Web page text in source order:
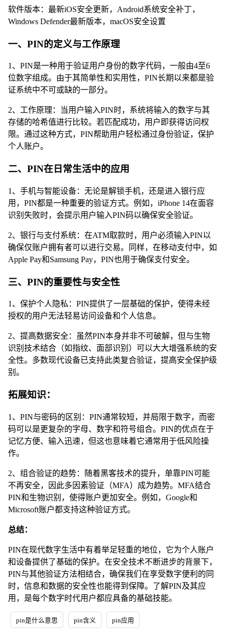
软件版本：最新iOS安全更新，Android系统安全补丁，
Windows Defender最新版本，macOS安全设置
一、PIN的定义与工作原理
1、PIN是一种用于验证用户身份的数字代码，一般由4至6
位数字组成。由于其简单性和实用性，PIN长期以来都是验
证系统中不可或缺的一部分。
2、工作原理：当用户输入PIN时，系统将输入的数字与其
存储的哈希值进行比较。若匹配成功，用户即获得访问权
限。通过这种方式，PIN帮助用户轻松通过身份验证，保护
个人账户。
二、PIN在日常生活中的应用
1、手机与智能设备：无论是解锁手机，还是进入银行应
用，PIN都是一种重要的验证方式。例如，iPhone 14在面容
识别失败时，会提示用户输入PIN码以确保安全验证。
2、银行与支付系统：在ATM取款时，用户必须输入PIN以
确保仅账户拥有者可以进行交易。同样，在移动支付中，如
Apple Pay和Samsung Pay，PIN也用于确保支付安全。
三、PIN的重要性与安全性
1、保护个人隐私：PIN提供了一层基础的保护，使得未经
授权的用户无法轻易访问设备和个人信息。
2、提高数据安全：虽然PIN本身并非不可破解，但与生物
识别技术结合（如指纹、面部识别）可以大大增强系统的安
全性。多数现代设备已支持此类复合验证，提高安全保护级
别。
拓展知识：
1、PIN与密码的区别：PIN通常较短，并局限于数字，而密
码可以是更复杂的字母、数字和符号组合。PIN的优点在于
记忆方便、输入迅速，但这也意味着它通常用于低风险操
作。
2、组合验证的趋势：随着黑客技术的提升，单靠PIN可能
不再安全，因此多因素验证（MFA）成为趋势。MFA结合
PIN和生物识别，使得账户更加安全。例如，Google和
Microsoft账户都支持这种验证方式。
总结：
PIN在现代数字生活中有着举足轻重的地位，它为个人账户
和设备提供了基础的保护。在安全技术不断进步的背景下，
PIN与其他验证方法相结合，确保我们在享受数字便利的同
时，信息和数据的安全性也能得到保障。了解PIN及其应
用，是每个数字时代用户都应具备的基础技能。
pin是什么意思 pin含义 pin应用